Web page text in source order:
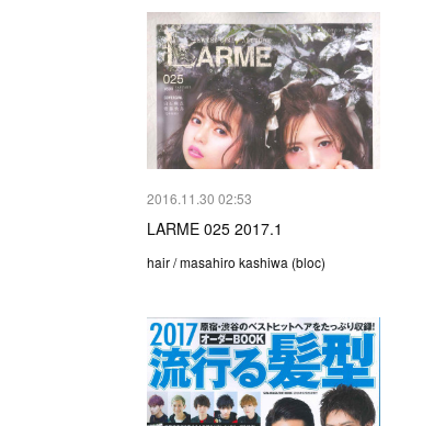
2016.11.30 02:53
LARME 025 2017.1
hair / masahiro kashiwa (bloc)